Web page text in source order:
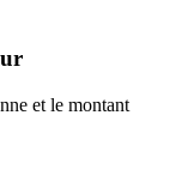
et le montant